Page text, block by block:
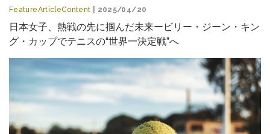
FeatureArticleContent | 2025/04/20
日本女子、熱戦の先に掴んだ未来ービリー・ジーン・キン
グ・カップでテニスの“世界一決定戦”へ